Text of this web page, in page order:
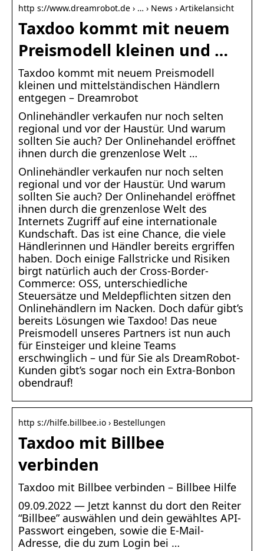
http s://www.dreamrobot.de › … › News › Artikelansicht
Taxdoo kommt mit neuem
Preismodell kleinen und …
Taxdoo kommt mit neuem Preismodell
kleinen und mittelständischen Händlern
entgegen – Dreamrobot
Onlinehändler verkaufen nur noch selten
regional und vor der Haustür. Und warum
sollten Sie auch? Der Onlinehandel eröffnet
ihnen durch die grenzenlose Welt …
Onlinehändler verkaufen nur noch selten
regional und vor der Haustür. Und warum
sollten Sie auch? Der Onlinehandel eröffnet
ihnen durch die grenzenlose Welt des
Internets Zugriff auf eine internationale
Kundschaft. Das ist eine Chance, die viele
Händlerinnen und Händler bereits ergriffen
haben. Doch einige Fallstricke und Risiken
birgt natürlich auch der Cross-Border-
Commerce: OSS, unterschiedliche
Steuersätze und Meldepflichten sitzen den
Onlinehändlern im Nacken. Doch dafür gibt’s
bereits Lösungen wie Taxdoo! Das neue
Preismodell unseres Partners ist nun auch
für Einsteiger und kleine Teams
erschwinglich – und für Sie als DreamRobot-
Kunden gibt’s sogar noch ein Extra-Bonbon
obendrauf!
http s://hilfe.billbee.io › Bestellungen
Taxdoo mit Billbee
verbinden
Taxdoo mit Billbee verbinden – Billbee Hilfe
09.09.2022 — Jetzt kannst du dort den Reiter
“Billbee” auswählen und dein gewähltes API-
Passwort eingeben, sowie die E-Mail-
Adresse, die du zum Login bei …